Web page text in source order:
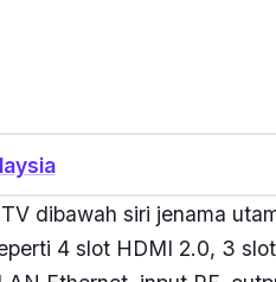
dibawah siri jenama
4 slot HDMI 2.0, 3